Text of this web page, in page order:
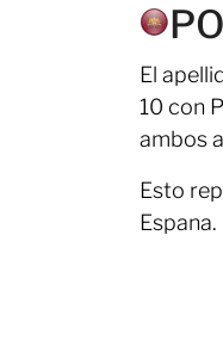
El
10 con
ambos
Esto
Espana.